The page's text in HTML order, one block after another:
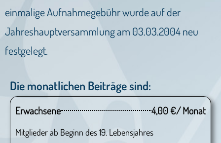
einmalige Aufnahmegebühr wurde auf der
Jahreshauptversammlung am 03.03.2004 neu
festgelegt.
Die monatlichen Beiträge sind:
Erwachsene 4,00 €/ Monat
Mitglieder ab Beginn des 19. Lebensjahres